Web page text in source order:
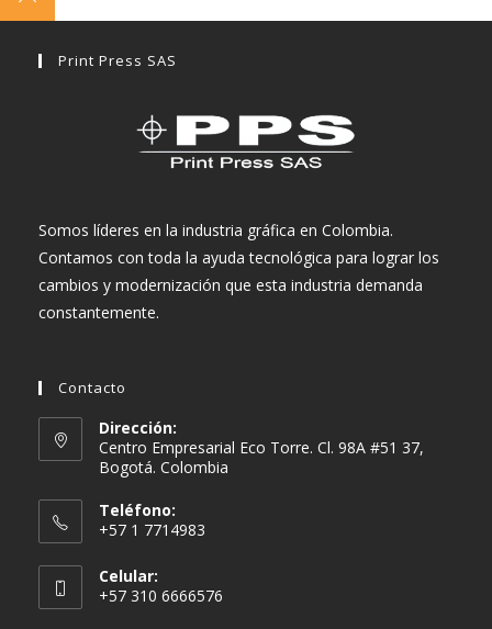
Print Press SAS
Somos líderes en la industria gráfica en Colombia.
Contamos con toda la ayuda tecnológica para lograr los
cambios y modernización que esta industria demanda
constantemente.
Contacto
Dirección:
Centro Empresarial Eco Torre. Cl. 98A #51 37,
Bogotá. Colombia
Teléfono:
+57 1 7714983
Celular:
+57 310 6666576